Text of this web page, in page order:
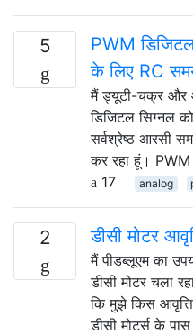
5
PWM
के लिए RC
मैं ड्यूटी-चक्र और
डिजिटल सिग्नल
सर्वश्रेष्ठ आरसी
कर रहा हूं।
17
analog
2 डीसी मोटर
मैं पीडब्लूएम का
डीसी मोटर चला
कि मुझे किस
डीसी मोटर्स के